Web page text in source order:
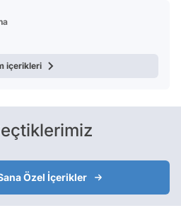
içerikleri
Özel İçerikler